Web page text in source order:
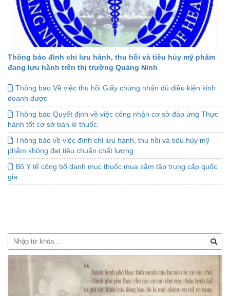
Thông báo đình chỉ lưu hành, thu hồi và tiêu hủy mỹ phẩm
đang lưu hành trên thị trường Quảng Ninh
Thông báo Về việc thu hồi Giấy chứng nhận đủ điều kiện kinh
doanh dược
Thông báo Quyết định về việc công nhận cơ sở đáp ứng Thực
hành tốt cơ sở bán lẻ thuốc.
Thông báo về việc đình chỉ lưu hành, thu hồi và tiêu hủy mỹ
phẩm không đạt tiêu chuẩn chất lượng
Bộ Y tế công bố danh mục thuốc mua sắm tập trung cấp quốc
gia